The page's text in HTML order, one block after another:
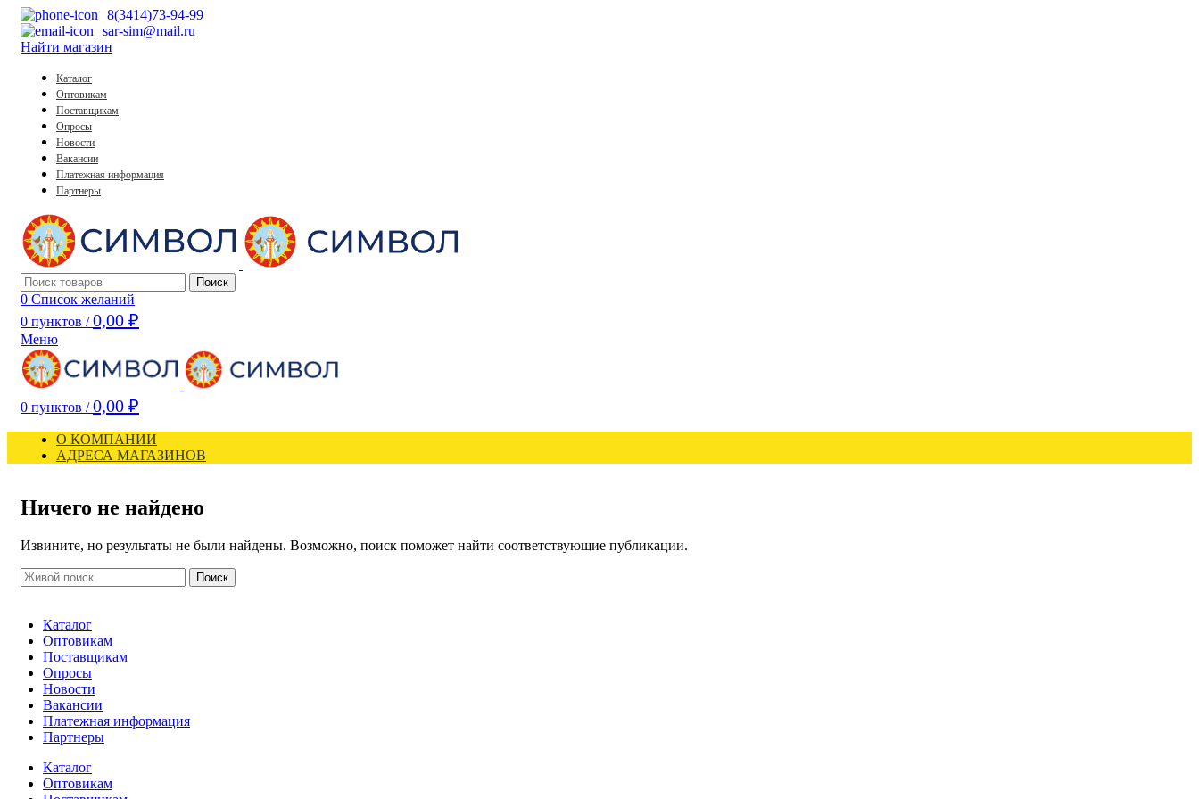
8(3414)73-94-99
sar-sim@mail.ru
Найти магазин
Каталог
Оптовикам
Поставщикам
Опросы
Новости
Вакансии
Платежная информация
Партнеры
Поиск
0 Список желаний
0 пунктов / 0,00 ₽
Меню
0 пунктов / 0,00 ₽
О КОМПАНИИ
АДРЕСА МАГАЗИНОВ
Ничего не найдено
Извините, но результаты не были найдены. Возможно, поиск поможет найти соответствующие публикации.
Поиск
Каталог
Оптовикам
Поставщикам
Опросы
Новости
Вакансии
Платежная информация
Партнеры
Каталог
Оптовикам